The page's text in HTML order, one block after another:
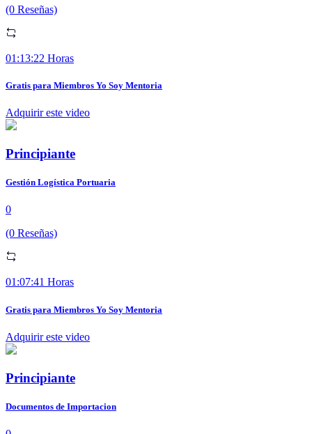
(0 Reseñas)
01:13:22 Horas
Gratis para Miembros Yo Soy Mentoria
Adquirir este video
Principiante
Gestión Logística Portuaria
0
(0 Reseñas)
01:07:41 Horas
Gratis para Miembros Yo Soy Mentoria
Adquirir este video
Principiante
Documentos de Importacion